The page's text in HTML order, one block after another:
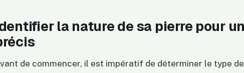
la nature de sa pierre pour
de commencer, il est impératif de déterminer le type